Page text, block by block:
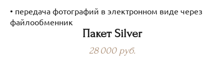
• передача фотографий в электронном виде через
файлообменник
П‌акет Silver
28 000 руб.